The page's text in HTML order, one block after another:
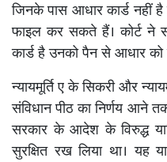
जिनके पास आधार कार्ड नहीं है
फाइल कर सकते हैं। कोर्ट ने
कार्ड है उनको पैन से आधार को
न्यायमूर्ति ए के सिकरी और
संविधान पीठ का निर्णय आने
सरकार के आदेश के विरुद्ध
सुरक्षित रख लिया था। यह